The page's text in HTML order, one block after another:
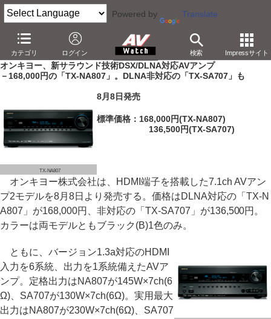
Powered by Translate
カテゴリ ログイン 検索 Impressサイト
AV Watch 製品 AVアンプ
オンキヨー
オンキヨー、新サラウンド技術DSX/DLNA対応AVアンプ
－168,000円の「TX-NA807」。DLNA非対応の「TX-SA707」も
TX-NA807
8月8日発売
標準価格：168,000円(TX-NA807)
136,500円(TX-SA707)
オンキヨー株式会社は、HDMI端子を搭載した7.1ch AVアン
プ2モデルを8月8日より発売する。価格はDLNA対応の「TX-N
A807」が168,000円、非対応の「TX-SA707」が136,500円。
カラーは両モデルともブラック(B)1色のみ。
ともに、バージョン1.3a対応のHDMI
入力を6系統、出力を1系統備えたAVア
ンプ。定格出力はNA807が145W×7ch(6
Ω)、SA707が130W×7ch(6Ω)。実用最大
出力はNA807が230W×7ch(6Ω)、SA707